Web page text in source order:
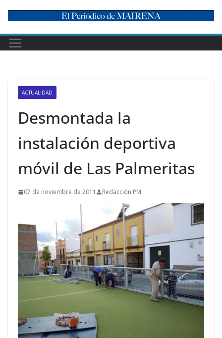
content
ACTUALIDAD
Desmontada la
instalación deportiva
móvil de Las Palmeritas
07 de noviembre de 2011 Redacción PM